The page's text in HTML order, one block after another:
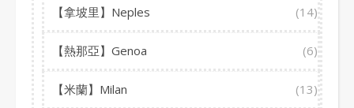
【拿坡里】Neples (14)
【熱那亞】Genoa (6)
【米蘭】Milan (13)